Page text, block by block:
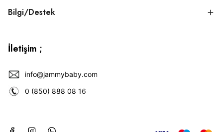
Bilgi/Destek
İletişim ;
info@jammybaby.com
0 (850) 888 08 16